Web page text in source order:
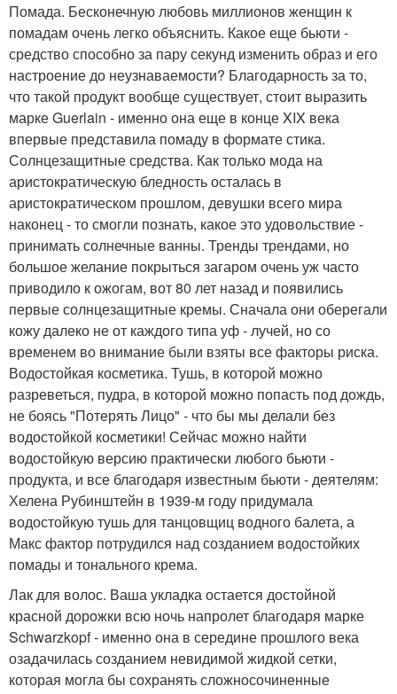
Помада. Бесконечную любовь миллионов женщин к
помадам очень легко объяснить. Какое еще бьюти -
средство способно за пару секунд изменить образ и его
настроение до неузнаваемости? Благодарность за то,
что такой продукт вообще существует, стоит выразить
марке Guerlain - именно она еще в конце XIX века
впервые представила помаду в формате стика.
Солнцезащитные средства. Как только мода на
аристократическую бледность осталась в
аристократическом прошлом, девушки всего мира
наконец - то смогли познать, какое это удовольствие -
принимать солнечные ванны. Тренды трендами, но
большое желание покрыться загаром очень уж часто
приводило к ожогам, вот 80 лет назад и появились
первые солнцезащитные кремы. Сначала они оберегали
кожу далеко не от каждого типа уф - лучей, но со
временем во внимание были взяты все факторы риска.
Водостойкая косметика. Тушь, в которой можно
разреветься, пудра, в которой можно попасть под дождь,
не боясь "Потерять Лицо" - что бы мы делали без
водостойкой косметики! Сейчас можно найти
водостойкую версию практически любого бьюти -
продукта, и все благодаря известным бьюти - деятелям:
Хелена Рубинштейн в 1939-м году придумала
водостойкую тушь для танцовщиц водного балета, а
Макс фактор потрудился над созданием водостойких
помады и тонального крема.
Лак для волос. Ваша укладка остается достойной
красной дорожки всю ночь напролет благодаря марке
Schwarzkopf - именно она в середине прошлого века
озадачилась созданием невидимой жидкой сетки,
которая могла бы сохранять сложносочиненные